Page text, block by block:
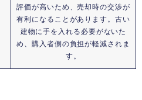
評価が高いため、売却時の交渉が
有利になることがあります。古い
建物に手を入れる必要がないた
め、購入者側の負担が軽減されま
す。